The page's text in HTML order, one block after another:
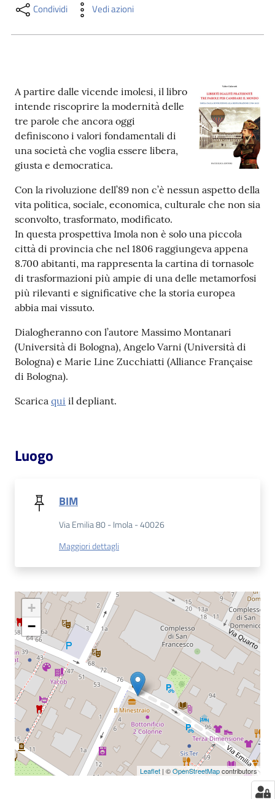
Casa
Piani
Archivio
storico
Decentrate
Patto
per
la
lettura
su
on line
Chiedi al
Avvisi
Orari
Condividi Vedi azioni
A partire dalle vicende imolesi, il libro
intende riscoprire la modernità delle
tre parole che ancora oggi
definiscono i valori fondamentali di
una società che voglia essere libera,
giusta e democratica.
Con la rivoluzione dell’89 non c’è nessun aspetto della
vita politica, sociale, economica, culturale che non sia
sconvolto, trasformato, modificato.
In questa prospettiva Imola non è solo una piccola
città di provincia che nel 1806 raggiungeva appena
8.700 abitanti, ma rappresenta la cartina di tornasole
di trasformazioni più ampie di una delle metamorfosi
più rilevanti e significative che la storia europea
abbia mai vissuto.
Dialogheranno con l’autore Massimo Montanari
(Università di Bologna), Angelo Varni (Università di
Bologna) e Marie Line Zucchiatti (Alliance Française
di Bologna).
Scarica qui il depliant.
Luogo
BIM
Via Emilia 80 - Imola - 40026
Maggiori dettagli
+
−
Leaflet | ©OpenStreetMapcontributors